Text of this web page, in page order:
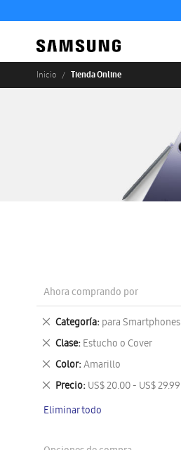
Inicio Tienda Online
Ahora comprando por
Categoría para Smartphones
Eliminar
este
artículo
Clase Estucho o Cover
Eliminar
este
artículo
Color Amarillo
Eliminar
este
artículo
Precio US$ 20.00 - US$ 29.99
Eliminar
artículo
Eliminar todo